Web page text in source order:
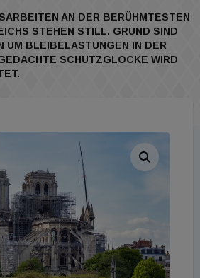
AN DER BERÜHMTESTEN
STEHEN STILL. GRUND SIND
UM BLEIBELASTUNGEN IN DER
SCHUTZGLOCKE WIRD